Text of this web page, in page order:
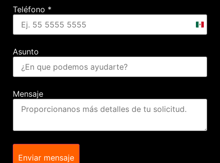
Teléfono *
Asunto
Mensaje
Enviar mensaje